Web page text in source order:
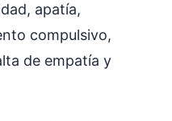
apatía,
compulsivo,
de empatía y